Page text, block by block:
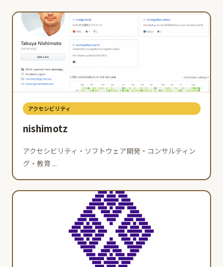
アクセシビリティ
nishimotz
アクセシビリティ・ソフトウェア開発・コンサルティン
グ・教育 ...